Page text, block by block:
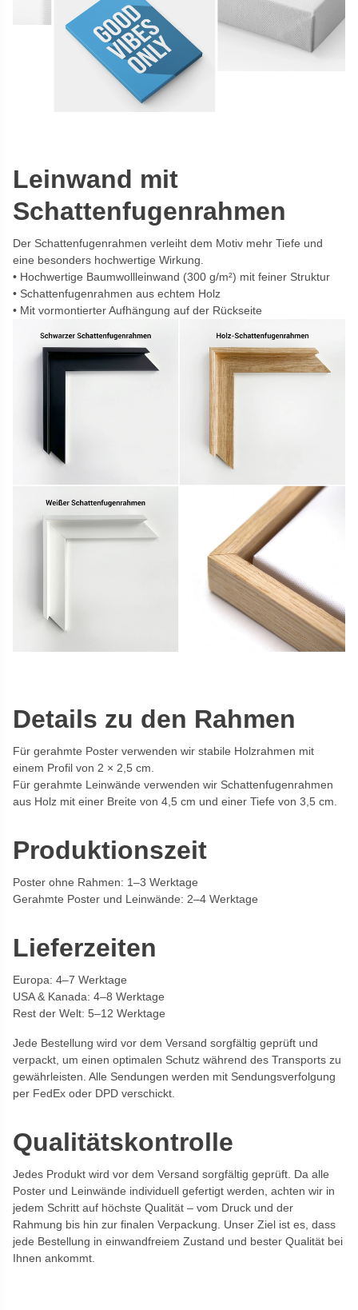
Leinwand mit
Schattenfugenrahmen
Der Schattenfugenrahmen verleiht dem Motiv mehr Tiefe und
eine besonders hochwertige Wirkung.
Hochwertige Baumwollleinwand (300 g/m²) mit feiner Struktur
Schattenfugenrahmen aus echtem Holz
Mit vormontierter Aufhängung auf der Rückseite
Details zu den Rahmen
Für gerahmte Poster verwenden wir stabile Holzrahmen mit
einem Profil von 2 × 2,5 cm.
Für gerahmte Leinwände verwenden wir Schattenfugenrahmen
aus Holz mit einer Breite von 4,5 cm und einer Tiefe von 3,5 cm.
Produktionszeit
Poster ohne Rahmen: 1–3 Werktage
Gerahmte Poster und Leinwände: 2–4 Werktage
Lieferzeiten
Europa: 4–7 Werktage
USA & Kanada: 4–8 Werktage
Rest der Welt: 5–12 Werktage
Jede Bestellung wird vor dem Versand sorgfältig geprüft und
verpackt, um einen optimalen Schutz während des Transports zu
gewährleisten. Alle Sendungen werden mit Sendungsverfolgung
per FedEx oder DPD verschickt.
Qualitätskontrolle
Jedes Produkt wird vor dem Versand sorgfältig geprüft. Da alle
Poster und Leinwände individuell gefertigt werden, achten wir in
jedem Schritt auf höchste Qualität – vom Druck und der
Rahmung bis hin zur finalen Verpackung. Unser Ziel ist es, dass
jede Bestellung in einwandfreiem Zustand und bester Qualität bei
Ihnen ankommt.